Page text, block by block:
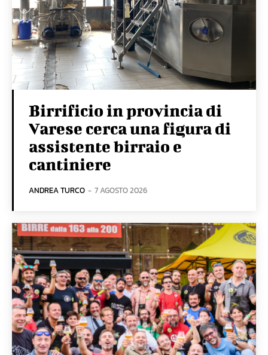
Birrificio in provincia di
Varese cerca una figura di
assistente birraio e
cantiniere
ANDREA TURCO - 7 AGOSTO 2026